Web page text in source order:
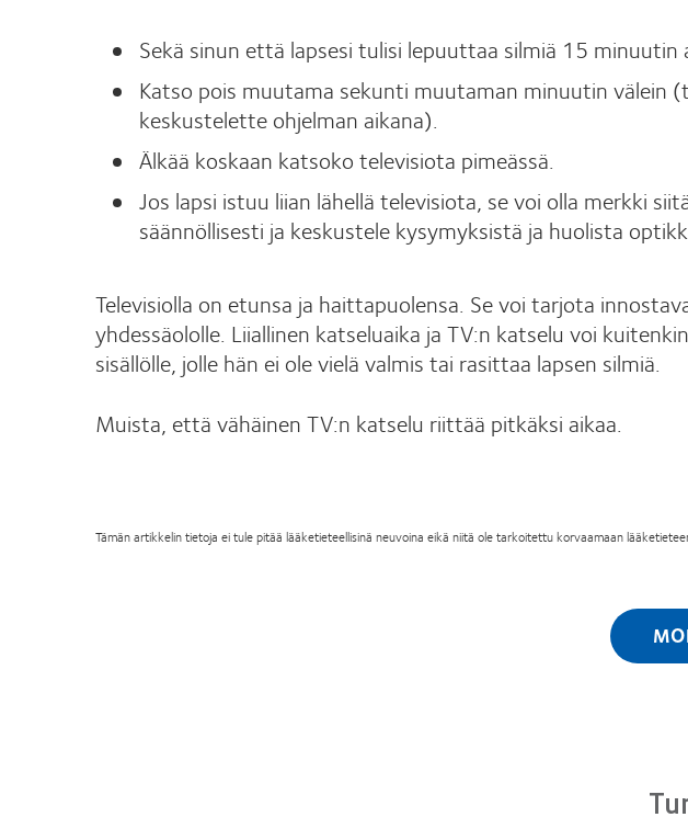
Sekä sinun että lapsesi tulisi lepuuttaa silmiä 15
Katso pois muutama sekunti muutaman minuutin välein
keskustelette ohjelman aikana).
Älkää koskaan katsoko televisiota pimeässä.
Jos lapsi istuu liian lähellä televisiota, se voi olla merkki
säännöllisesti ja keskustele kysymyksistä ja huolista
Televisiolla on etunsa ja haittapuolensa. Se voi tarjota
yhdessäololle. Liiallinen katseluaika ja TV:n katselu voi
sisällölle, jolle hän ei ole vielä valmis tai rasittaa lapsen silmiä.
Muista, että vähäinen TV:n katselu riittää pitkäksi aikaa.
Tämän artikkelin tietoja ei tule pitää lääketieteellisinä neuvoina eikä niitä ole tarkoitettu korvaamaan